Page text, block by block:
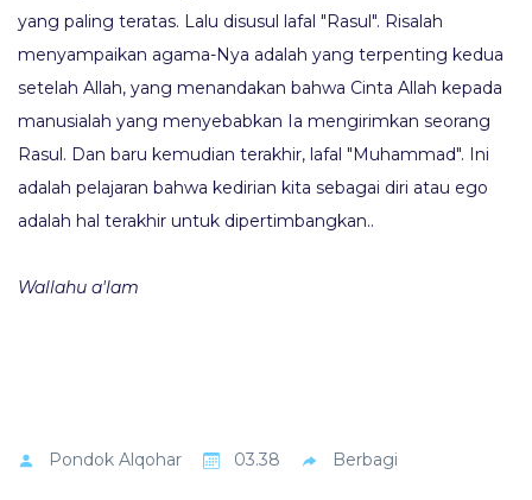
yang paling teratas. Lalu disusul lafal "Rasul". Risalah
menyampaikan agama-Nya adalah yang terpenting kedua
setelah Allah, yang menandakan bahwa Cinta Allah kepada
manusialah yang menyebabkan Ia mengirimkan seorang
Rasul. Dan baru kemudian terakhir, lafal "Muhammad". Ini
adalah pelajaran bahwa kedirian kita sebagai diri atau ego
adalah hal terakhir untuk dipertimbangkan..
Wallahu a'lam
Pondok Alqohar 03.38 Berbagi